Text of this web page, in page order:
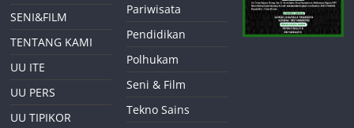
SENI&FILM
TENTANG KAMI
UU ITE
UU PERS
UU TIPIKOR
Pariwisata
Pendidikan
Polhukam
Seni & Film
Tekno Sains